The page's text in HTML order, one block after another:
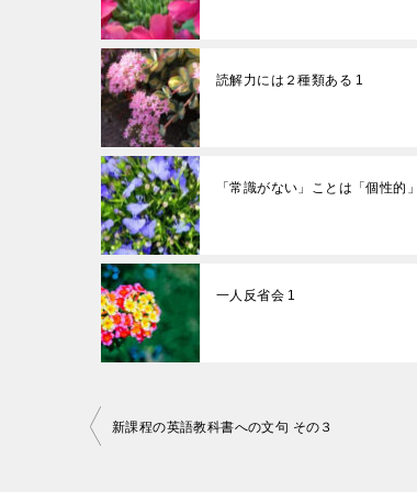
読解力には２種類ある 1
「常識がない」ことは「個性的
一人反省会 1
投新課程の英語教科書への文句 その３